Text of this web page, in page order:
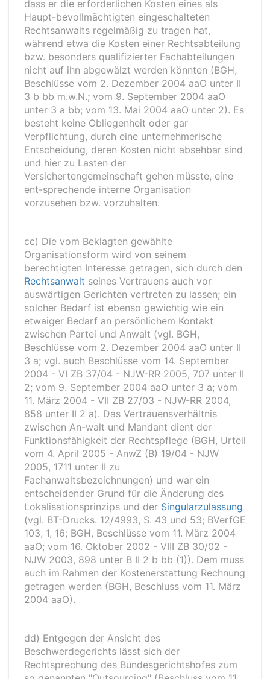
dass er die erforderlichen Kosten eines als
Haupt-bevollmächtigten eingeschalteten
Rechtsanwalts regelmäßig zu tragen hat,
während etwa die Kosten einer Rechtsabteilung
bzw. besonders qualifizierter Fachabteilungen
nicht auf ihn abgewälzt werden könnten (BGH,
Beschlüsse vom 2. Dezember 2004 aaO unter II
3 b bb m.w.N.; vom 9. September 2004 aaO
unter 3 a bb; vom 13. Mai 2004 aaO unter 2). Es
besteht keine Obliegenheit oder gar
Verpflichtung, durch eine unternehmerische
Entscheidung, deren Kosten nicht absehbar sind
und hier zu Lasten der
Versichertengemeinschaft gehen müsste, eine
ent-sprechende interne Organisation
vorzusehen bzw. vorzuhalten.
cc) Die vom Beklagten gewählte
Organisationsform wird von seinem
berechtigten Interesse getragen, sich durch den
Rechtsanwalt seines Vertrauens auch vor
auswärtigen Gerichten vertreten zu lassen; ein
solcher Bedarf ist ebenso gewichtig wie ein
etwaiger Bedarf an persönlichem Kontakt
zwischen Partei und Anwalt (vgl. BGH,
Beschlüsse vom 2. Dezember 2004 aaO unter II
3 a; vgl. auch Beschlüsse vom 14. September
2004 - VI ZB 37/04 - NJW-RR 2005, 707 unter II
2; vom 9. September 2004 aaO unter 3 a; vom
11. März 2004 - VII ZB 27/03 - NJW-RR 2004,
858 unter II 2 a). Das Vertrauensverhältnis
zwischen An-walt und Mandant dient der
Funktionsfähigkeit der Rechtspflege (BGH, Urteil
vom 4. April 2005 - AnwZ (B) 19/04 - NJW
2005, 1711 unter II zu
Fachanwaltsbezeichnungen) und war ein
entscheidender Grund für die Änderung des
Lokalisationsprinzips und der Singularzulassung
(vgl. BT-Drucks. 12/4993, S. 43 und 53; BVerfGE
103, 1, 16; BGH, Beschlüsse vom 11. März 2004
aaO; vom 16. Oktober 2002 - VIII ZB 30/02 -
NJW 2003, 898 unter B II 2 b bb (1)). Dem muss
auch im Rahmen der Kostenerstattung Rechnung
getragen werden (BGH, Beschluss vom 11. März
2004 aaO).
dd) Entgegen der Ansicht des
Beschwerdegerichts lässt sich der
Rechtsprechung des Bundesgerichtshofes zum